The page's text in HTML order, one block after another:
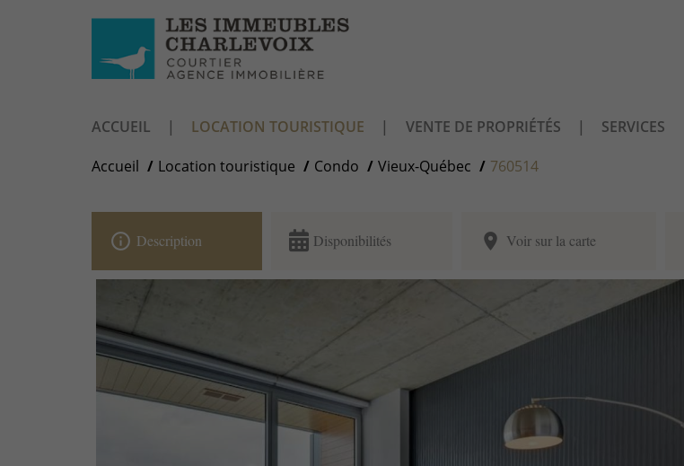
ACCUEIL LOCATION TOURISTIQUE VENTE DE PROPRIÉTÉS SERVICES
Accueil
Location touristique Condo Vieux-Québec 760514
info_outline Description Disponibilités place Voir sur la carte